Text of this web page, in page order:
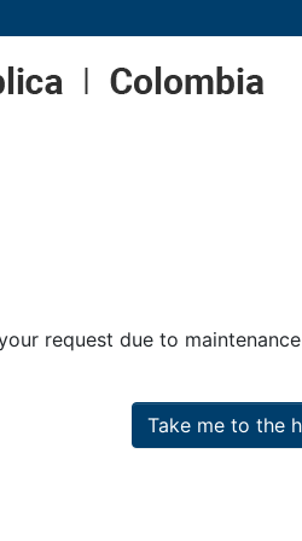
request due to
Take me to the